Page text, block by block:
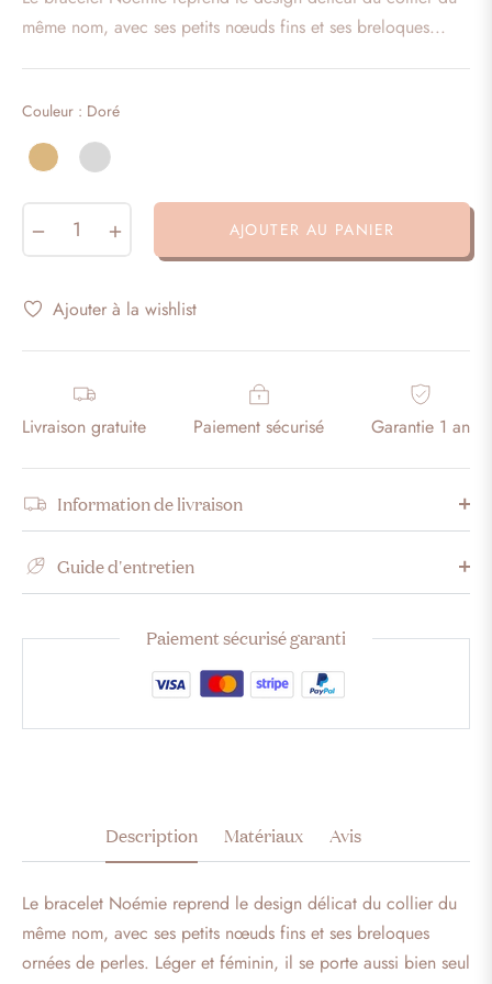
habituel
même nom, avec ses petits nœuds fins et ses breloques...
Couleur : DoréCouleur
AJOUTER AU PANIER
Ajouter à la wishlist
Livraison gratuite Paiement sécurisé Garantie 1 an
Information de livraison
Guide d'entretien
Paiement sécurisé garanti
Description Matériaux Avis
Le bracelet Noémie reprend le design délicat du collier du
même nom, avec ses petits nœuds fins et ses breloques
ornées de perles. Léger et féminin, il se porte aussi bien seul